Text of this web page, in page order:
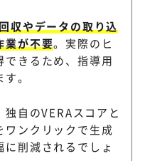
収やデータの取り込
業が不要。実際のヒ
できるため、指導用
。
自のVERAスコアと
ワンクリックで生成
削減されるでしょ